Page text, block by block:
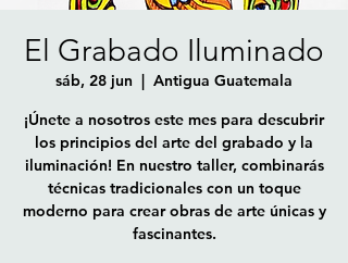
El Grabado Iluminado
sáb, 28 jun
  |
Antigua Guatemala
¡Únete a nosotros este mes para descubrir
los principios del arte del grabado y la
iluminación! En nuestro taller, combinarás
técnicas tradicionales con un toque
moderno para crear obras de arte únicas y
fascinantes.